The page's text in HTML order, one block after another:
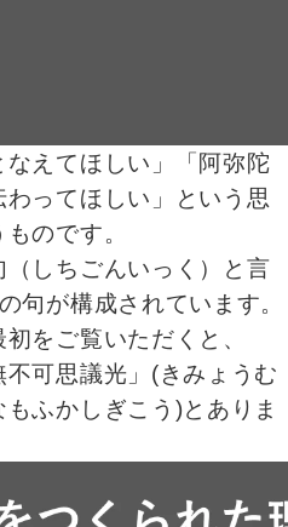
えてほしい」「阿弥陀
ってほしい」という思
のです。
（しちごんいっく）と言
句が構成されています。
をご覧いただくと、
可思議光」(きみょうむ
ふかしぎこう)とありま